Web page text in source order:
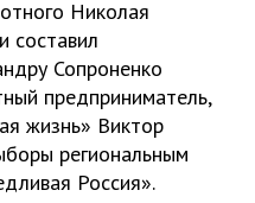
Николая
составил
Сопроненко
предприниматель,
жизнь» Виктор
региональным
Россия».